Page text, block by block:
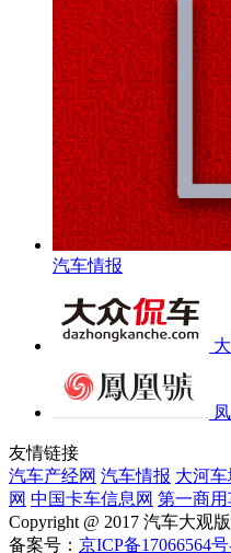
汽车情报
友情链接
汽车产经网 汽车情报 大河
网 中国卡车信息网 第一商用
Copyright @ 2017 汽车大观
备案号： 京ICP备17066564号